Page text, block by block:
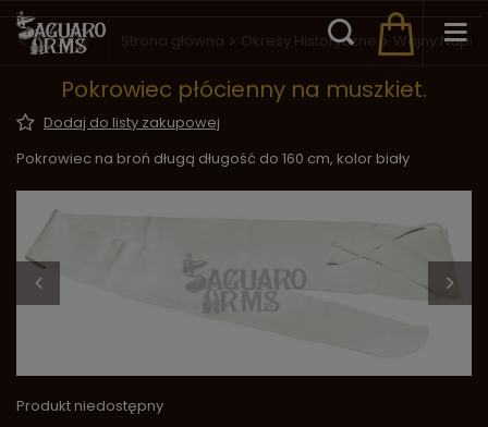
Wstecz Strona główna Okresy Historyczne Wojny
Pokrowiec płócienny na muszkiet.
Dodaj do listy zakupowej
Pokrowiec na broń długą długość do 160 cm, kolor biały
Produkt niedostępny